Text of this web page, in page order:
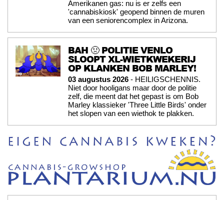
Amerikanen gas: nu is er zelfs een
'cannabiskiosk' geopend binnen de muren
van een seniorencomplex in Arizona.
BAH 🤢 POLITIE VENLO
SLOOPT XL-WIETKWEKERIJ
OP KLANKEN BOB MARLEY!
03 augustus 2026 - HEILIGSCHENNIS.
Niet door hooligans maar door de politie
zelf, die meent dat het gepast is om Bob
Marley klassieker 'Three Little Birds' onder
het slopen van een wiethok te plakken.